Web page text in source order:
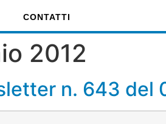
CONTATTI
2012
n. 643 del